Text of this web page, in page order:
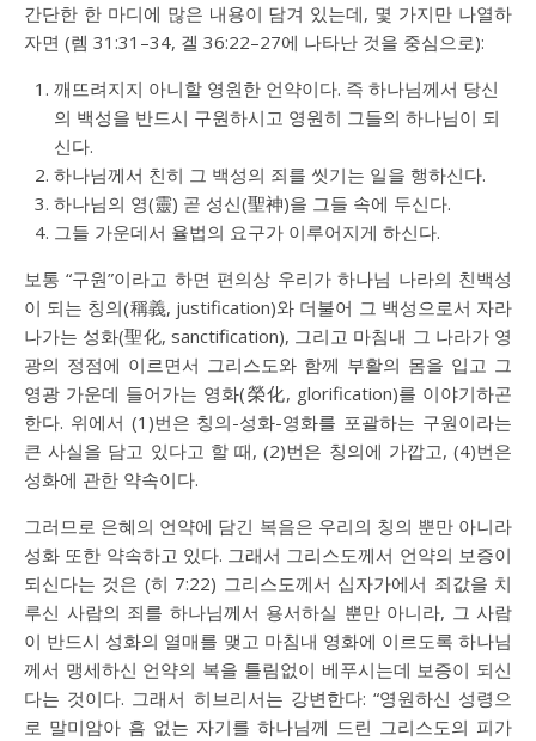
간단한 한 마디에 많은 내용이 담겨 있는데, 몇 가지만 나열하
자면 (렘 31:31–34, 겔 36:22–27에 나타난 것을 중심으로):
깨뜨려지지 아니할 영원한 언약이다. 즉 하나님께서 당신
의 백성을 반드시 구원하시고 영원히 그들의 하나님이 되
신다.
하나님께서 친히 그 백성의 죄를 씻기는 일을 행하신다.
하나님의 영(靈) 곧 성신(聖神)을 그들 속에 두신다.
그들 가운데서 율법의 요구가 이루어지게 하신다.
보통 “구원”이라고 하면 편의상 우리가 하나님 나라의 친백성
이 되는 칭의(稱義, justification)와 더불어 그 백성으로서 자라
나가는 성화(聖化, sanctification), 그리고 마침내 그 나라가 영
광의 정점에 이르면서 그리스도와 함께 부활의 몸을 입고 그
영광 가운데 들어가는 영화(榮化, glorification)를 이야기하곤
한다. 위에서 (1)번은 칭의-성화-영화를 포괄하는 구원이라는
큰 사실을 담고 있다고 할 때, (2)번은 칭의에 가깝고, (4)번은
성화에 관한 약속이다.
그러므로 은혜의 언약에 담긴 복음은 우리의 칭의 뿐만 아니라
성화 또한 약속하고 있다. 그래서 그리스도께서 언약의 보증이
되신다는 것은 (히 7:22) 그리스도께서 십자가에서 죄값을 치
루신 사람의 죄를 하나님께서 용서하실 뿐만 아니라, 그 사람
이 반드시 성화의 열매를 맺고 마침내 영화에 이르도록 하나님
께서 맹세하신 언약의 복을 틀림없이 베푸시는데 보증이 되신
다는 것이다. 그래서 히브리서는 강변한다: “영원하신 성령으
로 말미암아 흠 없는 자기를 하나님께 드린 그리스도의 피가